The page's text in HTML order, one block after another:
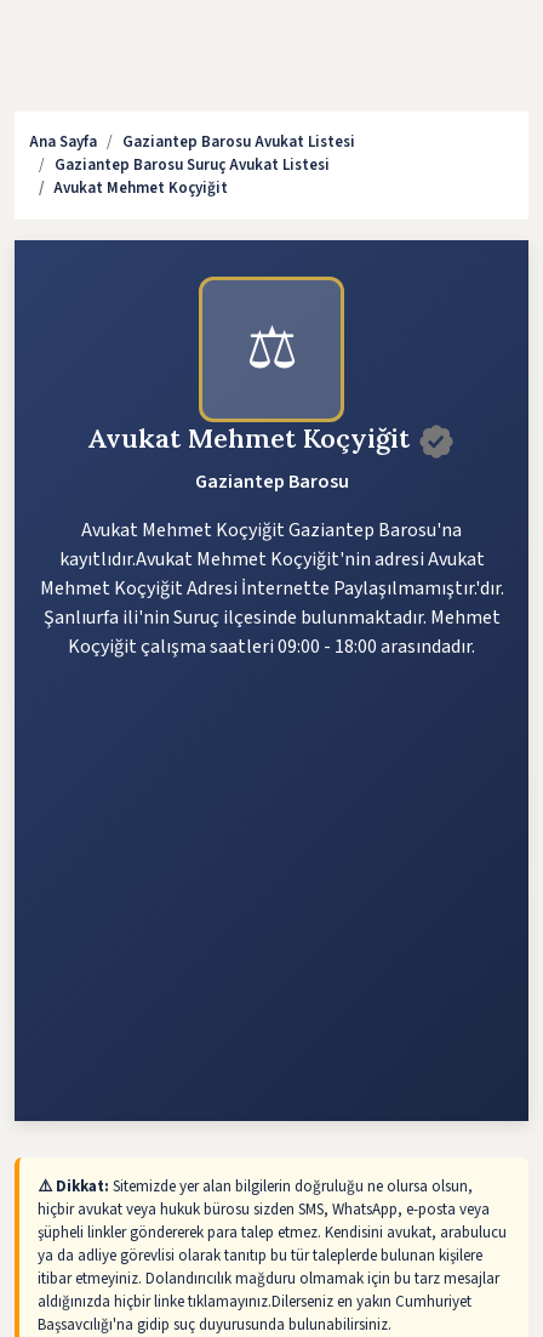
Ana Sayfa
Gaziantep Barosu Avukat Listesi
Gaziantep Barosu Suruç Avukat Listesi
Avukat Mehmet Koçyiğit
⚖️
Avukat Mehmet Koçyiğit
Gaziantep Barosu
Avukat Mehmet Koçyiğit Gaziantep Barosu'na
kayıtlıdır.Avukat Mehmet Koçyiğit'nin adresi Avukat
Mehmet Koçyiğit Adresi İnternette Paylaşılmamıştır.'dır.
Şanlıurfa ili'nin Suruç ilçesinde bulunmaktadır. Mehmet
Koçyiğit çalışma saatleri 09:00 - 18:00 arasındadır.
⚠️ Dikkat: Sitemizde yer alan bilgilerin doğruluğu ne olursa olsun,
hiçbir avukat veya hukuk bürosu sizden SMS, WhatsApp, e-posta veya
şüpheli linkler göndererek para talep etmez. Kendisini avukat, arabulucu
ya da adliye görevlisi olarak tanıtıp bu tür taleplerde bulunan kişilere
itibar etmeyiniz. Dolandırıcılık mağduru olmamak için bu tarz mesajlar
aldığınızda hiçbir linke tıklamayınız.Dilerseniz en yakın Cumhuriyet
Başsavcılığı'na gidip suç duyurusunda bulunabilirsiniz.